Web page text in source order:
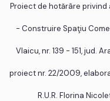
Proiect de hotărâre privind
- Construire Spaţiu
Vlaicu, nr. 139 - 151, jud.
proiect nr. 22/2009,
R.U.R. Florina